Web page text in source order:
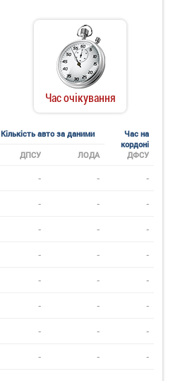
Час очікування
Кількість авто за даними
Час на
кордоні
ДФСУ
ДПСУ ЛОДА
- - -
- - -
- - -
- - -
- - -
- - -
- - -
- - -